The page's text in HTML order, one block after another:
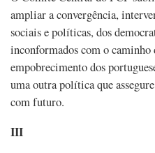
ampliar a convergência,
sociais e políticas, dos
inconformados com o caminho
empobrecimento dos
uma outra política que
com futuro.
III